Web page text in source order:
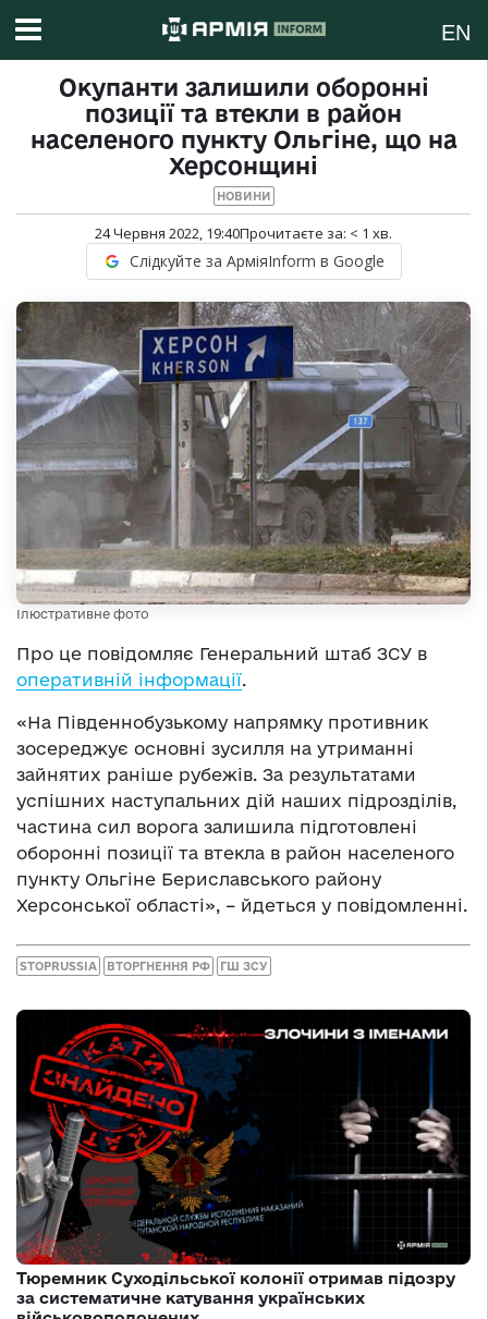
EN
Окупанти залишили оборонні
позиції та втекли в район
населеного пункту Ольгіне, що на
Херсонщині
НОВИНИ
24 Червня 2022, 19:40Прочитаєте за: < 1 хв.
Слідкуйте за АрміяInform в Google
Ілюстративне фото
Про це повідомляє Генеральний штаб ЗСУ в
оперативній інформації.
«На Південнобузькому напрямку противник
зосереджує основні зусилля на утриманні
зайнятих раніше рубежів. За результатами
успішних наступальних дій наших підрозділів,
частина сил ворога залишила підготовлені
оборонні позиції та втекла в район населеного
пункту Ольгіне Бериславського району
Херсонської області», – йдеться у повідомленні.
STOPRUSSIA ВТОРГНЕННЯ РФ ГШ ЗСУ
Тюремник Суходільської колонії отримав підозру
за систематичне катування українських